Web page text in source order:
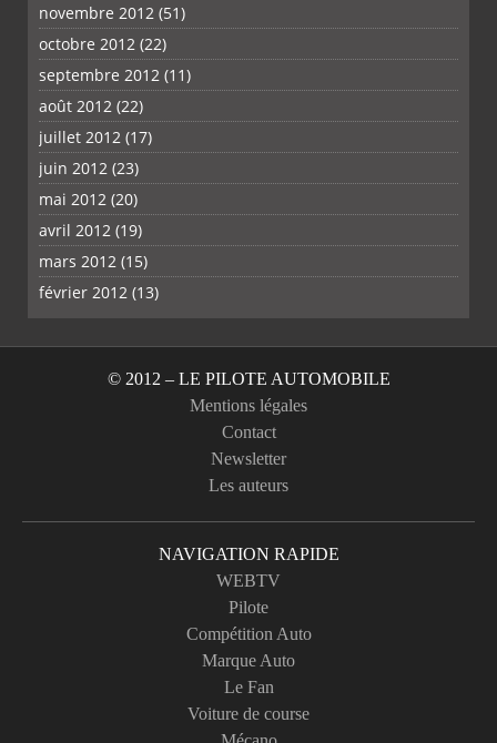
novembre 2012 (51)
octobre 2012 (22)
septembre 2012 (11)
août 2012 (22)
juillet 2012 (17)
juin 2012 (23)
mai 2012 (20)
avril 2012 (19)
mars 2012 (15)
février 2012 (13)
© 2012 – LE PILOTE AUTOMOBILE
Mentions légales
Contact
Newsletter
Les auteurs
NAVIGATION RAPIDE
WEBTV
Pilote
Compétition Auto
Marque Auto
Le Fan
Voiture de course